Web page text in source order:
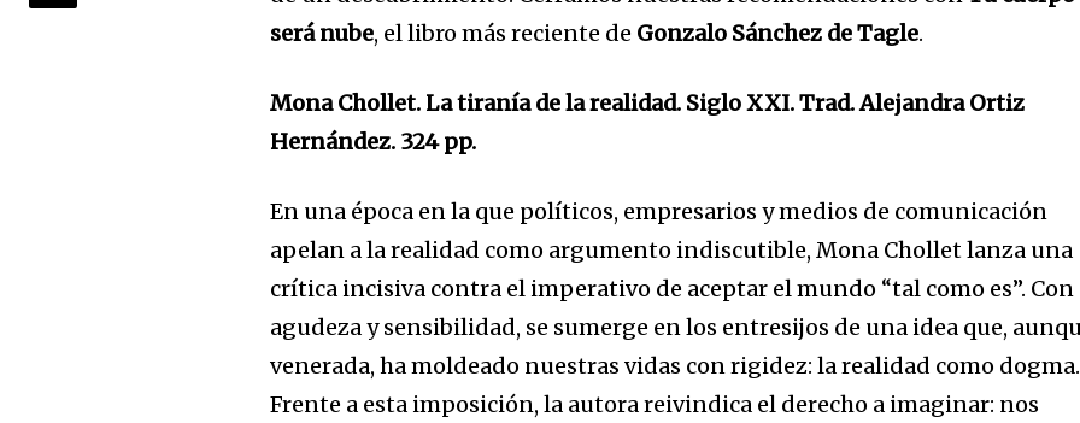
será nube, el libro más reciente de Gonzalo Sánchez de Tagle.
Mona Chollet. La tiranía de la realidad. Siglo XXI. Trad. Alejandra Ortiz
Hernández. 324 pp.
En una época en la que políticos, empresarios y medios de comunicación
apelan a la realidad como argumento indiscutible, Mona Chollet lanza una
crítica incisiva contra el imperativo de aceptar el mundo “tal como es”. Con
agudeza y sensibilidad, se sumerge en los entresijos de una idea que,
venerada, ha moldeado nuestras vidas con rigidez: la realidad como dogma.
Frente a esta imposición, la autora reivindica el derecho a imaginar: nos